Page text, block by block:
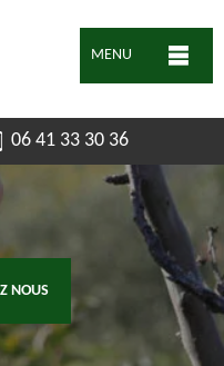
MENU
06 41 33 30 36
NOUS